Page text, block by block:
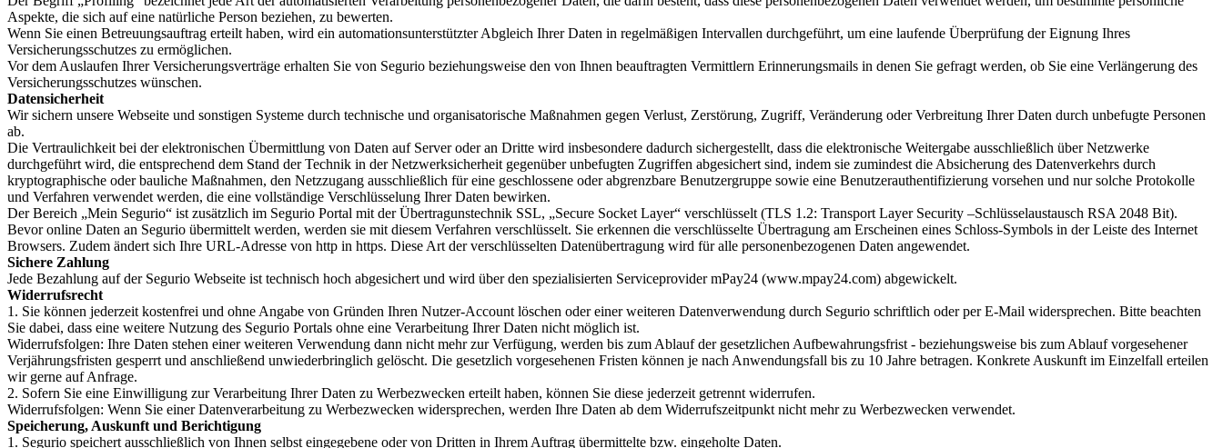
Aspekte, die sich auf eine natürliche Person beziehen, zu bewerten.
Wenn Sie einen Betreuungsauftrag erteilt haben, wird ein automationsunterstützter Abgleich Ihrer Daten in regelmäßigen Intervallen durchgeführt, um eine laufende Überprüfung der Eignung Ihres
Versicherungsschutzes zu ermöglichen.
Vor dem Auslaufen Ihrer Versicherungsverträge erhalten Sie von Segurio beziehungsweise den von Ihnen beauftragten Vermittlern Erinnerungsmails in denen Sie gefragt werden, ob Sie eine Verlängerung des
Versicherungsschutzes wünschen.
Datensicherheit
Wir sichern unsere Webseite und sonstigen Systeme durch technische und organisatorische Maßnahmen gegen Verlust, Zerstörung, Zugriff, Veränderung oder Verbreitung Ihrer Daten durch unbefugte Personen
ab.
Die Vertraulichkeit bei der elektronischen Übermittlung von Daten auf Server oder an Dritte wird insbesondere dadurch sichergestellt, dass die elektronische Weitergabe ausschließlich über Netzwerke
durchgeführt wird, die entsprechend dem Stand der Technik in der Netzwerksicherheit gegenüber unbefugten Zugriffen abgesichert sind, indem sie zumindest die Absicherung des Datenverkehrs durch
kryptographische oder bauliche Maßnahmen, den Netzzugang ausschließlich für eine geschlossene oder abgrenzbare Benutzergruppe sowie eine Benutzerauthentifizierung vorsehen und nur solche Protokolle
und Verfahren verwendet werden, die eine vollständige Verschlüsselung Ihrer Daten bewirken.
Der Bereich „Mein Segurio“ ist zusätzlich im Segurio Portal mit der Übertragunstechnik SSL, „Secure Socket Layer“ verschlüsselt (TLS 1.2: Transport Layer Security –Schlüsselaustausch RSA 2048 Bit).
Bevor online Daten an Segurio übermittelt werden, werden sie mit diesem Verfahren verschlüsselt. Sie erkennen die verschlüsselte Übertragung am Erscheinen eines Schloss-Symbols in der Leiste des Internet
Browsers. Zudem ändert sich Ihre URL-Adresse von http in https. Diese Art der verschlüsselten Datenübertragung wird für alle personenbezogenen Daten angewendet.
Sichere Zahlung
Jede Bezahlung auf der Segurio Webseite ist technisch hoch abgesichert und wird über den spezialisierten Serviceprovider mPay24 (www.mpay24.com) abgewickelt.
Widerrufsrecht
1. Sie können jederzeit kostenfrei und ohne Angabe von Gründen Ihren Nutzer-Account löschen oder einer weiteren Datenverwendung durch Segurio schriftlich oder per E-Mail widersprechen. Bitte beachten
Sie dabei, dass eine weitere Nutzung des Segurio Portals ohne eine Verarbeitung Ihrer Daten nicht möglich ist.
Widerrufsfolgen: Ihre Daten stehen einer weiteren Verwendung dann nicht mehr zur Verfügung, werden bis zum Ablauf der gesetzlichen Aufbewahrungsfrist - beziehungsweise bis zum Ablauf vorgesehener
Verjährungsfristen gesperrt und anschließend unwiederbringlich gelöscht. Die gesetzlich vorgesehenen Fristen können je nach Anwendungsfall bis zu 10 Jahre betragen. Konkrete Auskunft im Einzelfall erteilen
wir gerne auf Anfrage.
2. Sofern Sie eine Einwilligung zur Verarbeitung Ihrer Daten zu Werbezwecken erteilt haben, können Sie diese jederzeit getrennt widerrufen.
Widerrufsfolgen: Wenn Sie einer Datenverarbeitung zu Werbezwecken widersprechen, werden Ihre Daten ab dem Widerrufszeitpunkt nicht mehr zu Werbezwecken verwendet.
Speicherung, Auskunft und Berichtigung
1. Segurio speichert ausschließlich von Ihnen selbst eingegebene oder von Dritten in Ihrem Auftrag übermittelte bzw. eingeholte Daten.